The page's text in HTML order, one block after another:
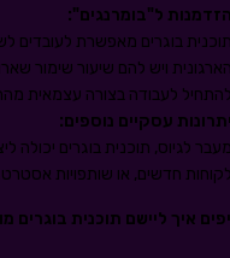
הזדמנות ל"בומרנגים":
תוכנית בוגרים מאפשרת לעובדים
להתחיל לעבודה בצורה עצמאית
יתרונות עסקיים נוספים:
מעבר לגיוס, תוכנית בוגרים יכולה
לקוחות חדשים, או שותפויות